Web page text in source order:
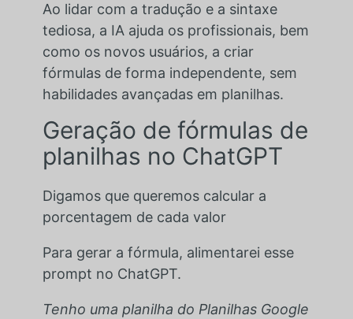
Ao lidar com a tradução e a sintaxe
tediosa, a IA ajuda os profissionais, bem
como os novos usuários, a criar
fórmulas de forma independente, sem
habilidades avançadas em planilhas.
Geração de fórmulas de
planilhas no ChatGPT
Digamos que queremos calcular a
porcentagem de cada valor
Para gerar a fórmula, alimentarei esse
prompt no ChatGPT.
Tenho uma planilha do Planilhas Google